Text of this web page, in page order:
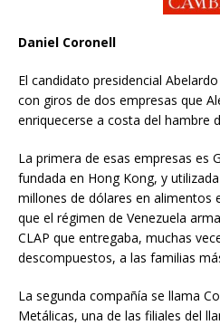
Daniel Coronell
El candidato presidencial
con giros de dos empresas que
enriquecerse a costa del hambre
La primera de esas empresas es
fundada en Hong Kong, y
millones de dólares en alimentos
que el régimen de Venezuela
CLAP que entregaba, muchas
descompuestos, a las familias
La segunda compañía se llama
Metálicas, una de las filiales del